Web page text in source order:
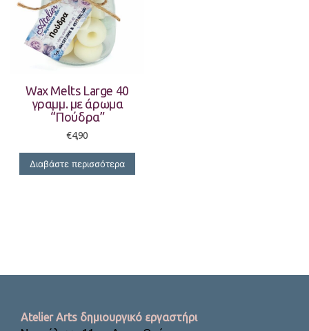
Wax Melts Large 40
γραμμ. με άρωμα
“Πούδρα”
€4,90
Διαβάστε περισσότερα
Atelier Arts δημιουργικό εργαστήρι